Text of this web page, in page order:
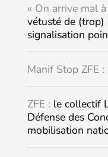
« On arrive mal
vétusté de (trop)
signalisation
Manif Stop ZFE :
ZFE : le collectif
Défense des
mobilisation